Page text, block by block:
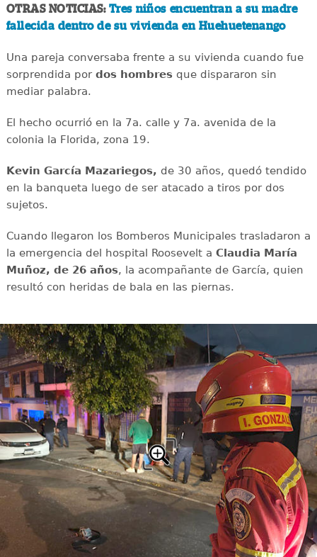
OTRAS NOTICIAS: Tres niños encuentran a su madre
fallecida dentro de su vivienda en Huehuetenango
Una pareja conversaba frente a su vivienda cuando fue
sorprendida por dos hombresque dispararon sin
mediar palabra.
El hecho ocurrió en la 7a. calle y 7a. avenida de la
colonia la Florida, zona 19.
Kevin García Mazariegos, de 30 años, quedó tendido
en la banqueta luego de ser atacado a tiros por dos
sujetos.
Cuando llegaron los Bomberos Municipales trasladaron a
la emergencia del hospital Roosevelt a Claudia María
Muñoz, de 26 años, la acompañante de García, quien
resultó con heridas de bala en las piernas.